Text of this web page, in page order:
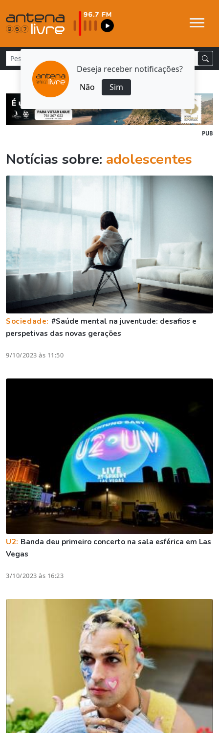
Deseja receber notificações?
Não
Sim
PUB
Notícias sobre: adolescentes
Sociedade: #Saúde mental na juventude: desafios e
perspetivas das novas gerações
9/10/2023 às 11:50
U2: Banda deu primeiro concerto na sala esférica em Las
Vegas
3/10/2023 às 16:23